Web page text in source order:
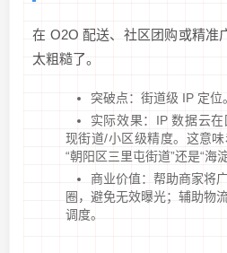
在 O2O 配送、社区团购或精准
太粗糙了。
突破点：街道级 IP 定位。
实际效果：IP 数据云
现街道/小区级精度。这意
“朝阳区三里屯街道”还是“海
商业价值：帮助商家将
圈，避免无效曝光；辅助物
调度。